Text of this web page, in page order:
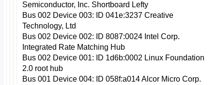
Semiconductor, Inc. Shortboard Lefty
Bus 002 Device 003: ID 041e:3237 Creative
Technology, Ltd
Bus 002 Device 002: ID 8087:0024 Intel Corp.
Integrated Rate Matching Hub
Bus 002 Device 001: ID 1d6b:0002 Linux Foundation
2.0 root hub
Bus 001 Device 004: ID 058f:a014 Alcor Micro Corp.